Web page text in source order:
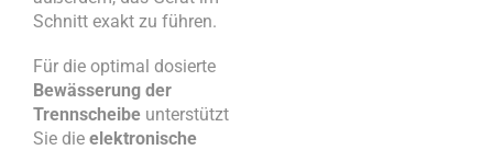
Schnitt exakt zu führen.
Für die optimal dosierte
Bewässerung der
Trennscheibe unterstützt
Sie die elektronische